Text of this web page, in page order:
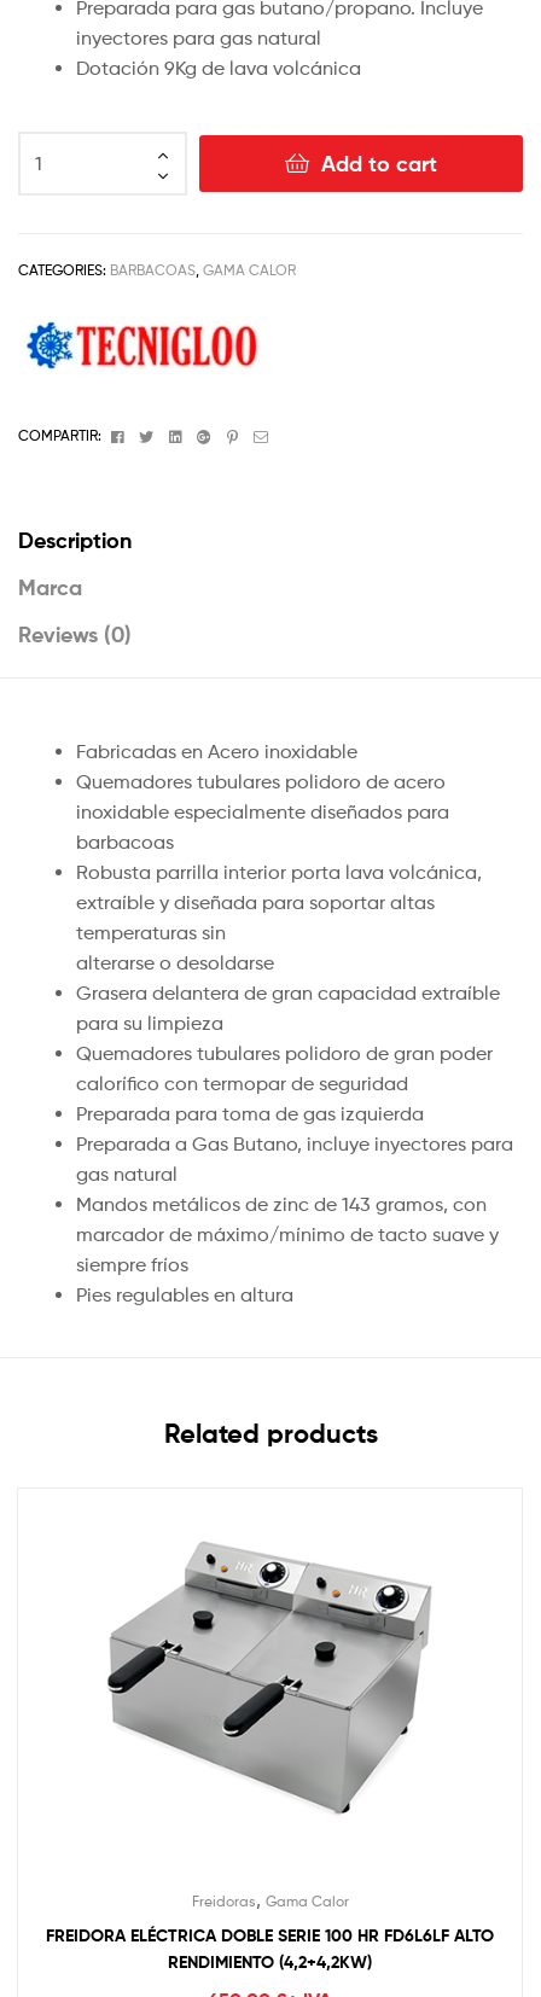
Preparada para gas butano/propano. Incluye
inyectores para gas natural
Dotación 9Kg de lava volcánica
Add to cart
CATEGORIES: BARBACOAS, GAMA CALOR
COMPARTIR: FacebookTwitterLinkedinGoogle+Pinterest
Email
Description
Marca
Reviews (0)
Fabricadas en Acero inoxidable
Quemadores tubulares polidoro de acero
inoxidable especialmente diseñados para
barbacoas
Robusta parrilla interior porta lava volcánica,
extraíble y diseñada para soportar altas
temperaturas sin
alterarse o desoldarse
Grasera delantera de gran capacidad extraíble
para su limpieza
Quemadores tubulares polidoro de gran poder
calorífico con termopar de seguridad
Preparada para toma de gas izquierda
Preparada a Gas Butano, incluye inyectores para
gas natural
Mandos metálicos de zinc de 143 gramos, con
marcador de máximo/mínimo de tacto suave y
siempre fríos
Pies regulables en altura
Related products
Freidoras, Gama Calor
FREIDORA ELÉCTRICA DOBLE SERIE 100 HR FD6L6LF ALTO
RENDIMIENTO (4,2+4,2KW)